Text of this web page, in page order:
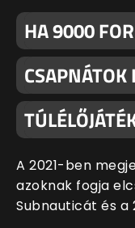
HA 9000
CSAPNÁTOK
A 2021-ben
azoknak fogja
Subnauticát és a